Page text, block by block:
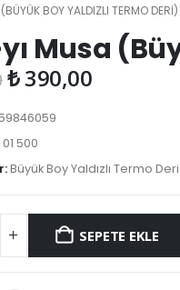
BOY YALDIZLI TERMO DERI)
Musa
Orijinal
₺ 600,00.
₺390,00Şu
01 500
Büyük Boy Yaldızlı Termo Deri
SEPETE EKLE